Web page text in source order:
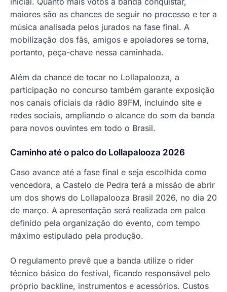
maiores são as chances de seguir no processo e ter a
música analisada pelos jurados na fase final. A
mobilização dos fãs, amigos e apoiadores se torna,
portanto, peça-chave nessa caminhada.
Além da chance de tocar no Lollapalooza, a
participação no concurso também garante exposição
nos canais oficiais da rádio 89FM, incluindo site e
redes sociais, ampliando o alcance do som da banda
para novos ouvintes em todo o Brasil.
Caminho até o palco do Lollapalooza 2026
Caso avance até a fase final e seja escolhida como
vencedora, a Castelo de Pedra terá a missão de abrir
um dos shows do Lollapalooza Brasil 2026, no dia 20
de março. A apresentação será realizada em palco
definido pela organização do evento, com tempo
máximo estipulado pela produção.
O regulamento prevê que a banda utilize o rider
técnico básico do festival, ficando responsável pelo
próprio backline, instrumentos e acessórios. Custos